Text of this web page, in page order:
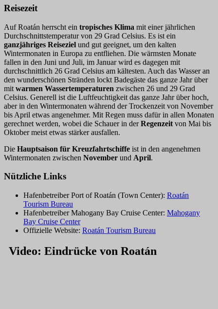
Reisezeit
Auf Roatán herrscht ein tropisches Klima mit einer jährlichen
Durchschnittstemperatur von 29 Grad Celsius. Es ist ein
ganzjähriges Reiseziel und gut geeignet, um den kalten
Wintermonaten in Europa zu entfliehen. Die wärmsten Monate
fallen in den Juni und Juli, im Januar wird es dagegen mit
durchschnittlich 26 Grad Celsius am kältesten. Auch das Wasser an
den wunderschönen Stränden lockt Badegäste das ganze Jahr über
mit warmen Wassertemperaturen zwischen 26 und 29 Grad
Celsius. Generell ist die Luftfeuchtigkeit das ganze Jahr über hoch,
aber in den Wintermonaten während der Trockenzeit von November
bis April etwas angenehmer. Mit Regen muss dafür in allen Monaten
gerechnet werden, wobei die Schauer in derRegenzeit von Mai bis
Oktober meist etwas stärker ausfallen.
Die Hauptsaison für Kreuzfahrtschiffe ist in den angenehmen
Wintermonaten zwischen November und April.
Nützliche Links
Hafenbetreiber Port of Roatán (Town Center): Roatán
Tourism Bureau
Hafenbetreiber Mahogany Bay Cruise Center: Mahogany
Bay Cruise Center
Offizielle Website: Roatán Tourism Bureau
Video: Eindrücke von Roatán